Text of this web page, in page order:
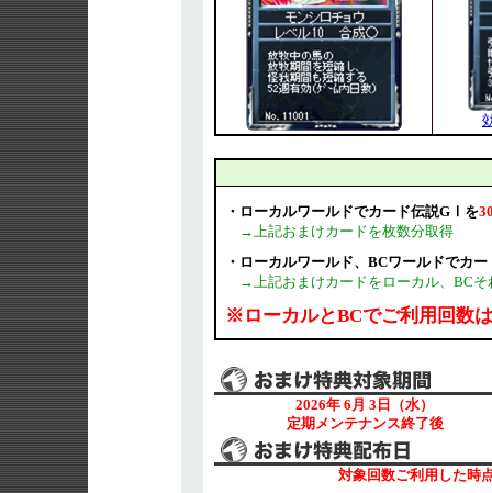
・ローカルワールドでカード伝説GⅠを
→上記おまけカードを枚数分取得
・ローカルワールド、BCワールドでカ
→上記おまけカードをローカル、BCそ
※ローカルとBCでご利用回数
2026年 6月 3日（水）
定期メンテナンス終了後
対象回数ご利用した時